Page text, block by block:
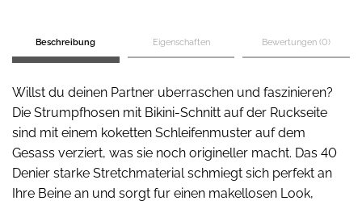
Beschreibung Eigenschaften Bewertungen (0)
Willst du deinen Partner uberraschen und faszinieren?
Die Strumpfhosen mit Bikini-Schnitt auf der Ruckseite
sind mit einem koketten Schleifenmuster auf dem
Gesass verziert, was sie noch origineller macht. Das 40
Denier starke Stretchmaterial schmiegt sich perfekt an
Ihre Beine an und sorgt fur einen makellosen Look,